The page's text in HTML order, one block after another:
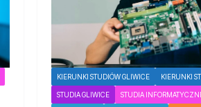
KIERUNKI STUDIÓW GLIWICE KIERUNKI
STUDIA GLIWICE STUDIA